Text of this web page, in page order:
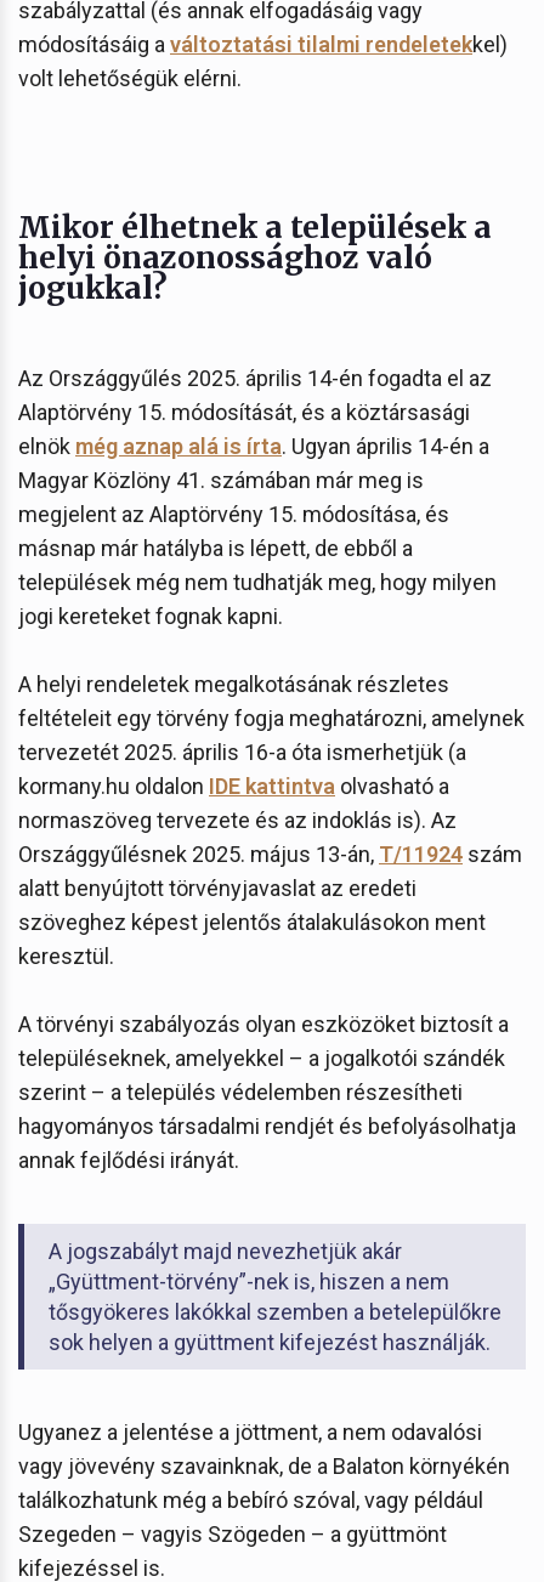
szabályzattal (és annak elfogadásáig vagy
módosításáig a változtatási tilalmi rendeletekkel)
volt lehetőségük elérni.
Mikor élhetnek a települések a
helyi önazonossághoz való
jogukkal?
Az Országgyűlés 2025. április 14-én fogadta el az
Alaptörvény 15. módosítását, és a köztársasági
elnök még aznap alá is írta. Ugyan április 14-én a
Magyar Közlöny 41. számában már meg is
megjelent az Alaptörvény 15. módosítása, és
másnap már hatályba is lépett, de ebből a
települések még nem tudhatják meg, hogy milyen
jogi kereteket fognak kapni.
A helyi rendeletek megalkotásának részletes
feltételeit egy törvény fogja meghatározni, amelynek
tervezetét 2025. április 16-a óta ismerhetjük (a
kormany.hu oldalon IDE kattintva olvasható a
normaszöveg tervezete és az indoklás is). Az
Országgyűlésnek 2025. május 13-án, T/11924 szám
alatt benyújtott törvényjavaslat az eredeti
szöveghez képest jelentős átalakulásokon ment
keresztül.
A törvényi szabályozás olyan eszközöket biztosít a
településeknek, amelyekkel – a jogalkotói szándék
szerint – a település védelemben részesítheti
hagyományos társadalmi rendjét és befolyásolhatja
annak fejlődési irányát.
A jogszabályt majd nevezhetjük akár
„Gyüttment-törvény”-nek is, hiszen a nem
tősgyökeres lakókkal szemben a betelepülőkre
sok helyen a gyüttment kifejezést használják.
Ugyanez a jelentése a jöttment, a nem odavalósi
vagy jövevény szavainknak, de a Balaton környékén
találkozhatunk még a bebíró szóval, vagy például
Szegeden – vagyis Szögeden – a gyüttmönt
kifejezéssel is.